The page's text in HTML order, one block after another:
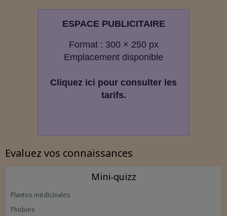
ESPACE PUBLICITAIRE
Format : 300 × 250 px
Emplacement disponible
Cliquez ici pour consulter les
tarifs.
Evaluez vos connaissances
Mini‑quizz
Plantes médicinales
Phobies